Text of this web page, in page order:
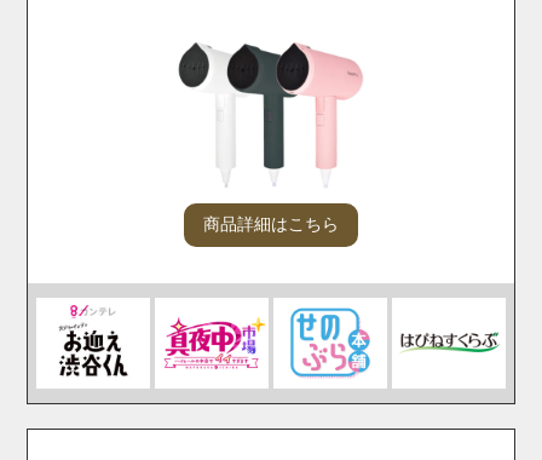
商品詳細はこちら